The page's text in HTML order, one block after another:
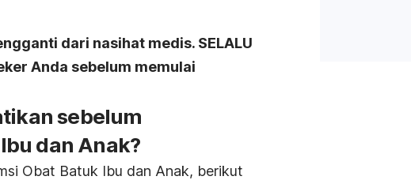
dari nasihat medis. SELALU
Anda sebelum memulai
sebelum
dan Anak?
Obat Batuk Ibu dan Anak, berikut